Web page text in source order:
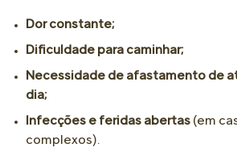
Dor constante;
Dificuldade para caminhar;
Necessidade de afastamento de
dia;
Infecções e feridas abertas (em
complexos).